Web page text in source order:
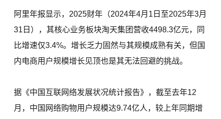
阿里年报显示，2025财年（2024年4月1日至2025年3月
31日），其核心业务板块淘天集团营收4498.3亿元，同
比增速仅3.4%。增长乏力固然与其规模成熟有关，但国
内电商用户规模增长见顶也是其无法回避的挑战。
据《中国互联网络发展状况统计报告》，截至去年12
月，中国网络购物用户规模达9.74亿人，较上年同期增